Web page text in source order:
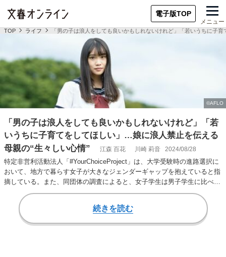
電子版TOP
メニュー
TOP ライフ 「男の子は浪人をしても良いかもしれないけれど」「若いうちに子
「男の子は浪人をしても良いかもしれないけれど」「若
いうちに子育てをしてほしい」…娘に浪人禁止を伝える
母親の“生々しい心情”
江森 百花 川崎 莉音 2024/08/28
特定非営利活動法人「#YourChoiceProject」は、大学受験時の進路選択に
おいて、地方で暮らす女子が大きなジェンダーギャップを抱えていると指
摘している。また、同団体の調査によると、女子学生は男子学生に比べ…
続きを読む